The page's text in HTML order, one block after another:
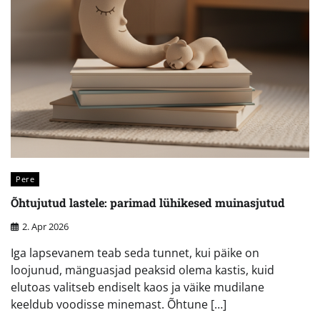
Pere
Õhtujutud lastele: parimad lühikesed muinasjutud
2. Apr 2026
Iga lapsevanem teab seda tunnet, kui päike on
loojunud, mänguasjad peaksid olema kastis, kuid
elutoas valitseb endiselt kaos ja väike mudilane
keeldub voodisse minemast. Õhtune […]